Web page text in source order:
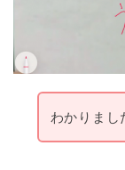
わかりまし